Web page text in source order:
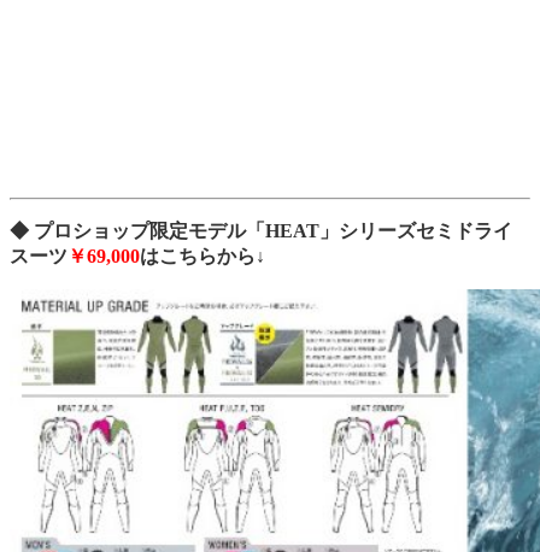
◆ プロショップ限定モデル「HEAT」シリーズセミドライ
スーツ ￥69,000はこちらから↓